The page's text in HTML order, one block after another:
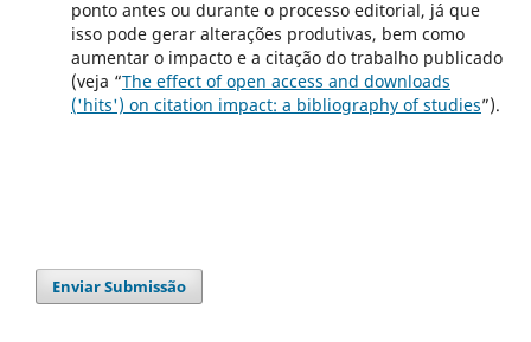
ponto antes ou durante o processo editorial, já que
isso pode gerar alterações produtivas, bem como
aumentar o impacto e a citação do trabalho publicado
(veja “The effect of open access and downloads
('hits') on citation impact: a bibliography of studies”).
Enviar Submissão